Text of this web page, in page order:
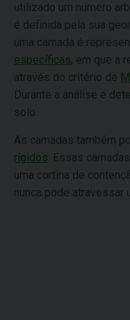
utilizado um número
é definida pela sua
uma camada é
específicas, em que a
através do critério de
Durante a análise é
solo.
As camadas também
rígidos . Essas
uma cortina de
nunca pode atravessar